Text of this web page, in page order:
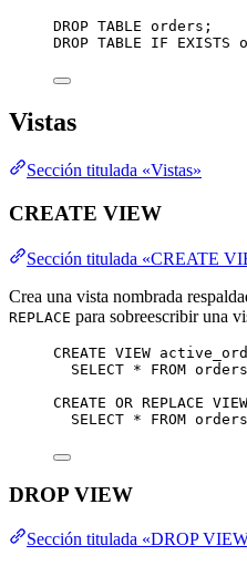
DROP TABLE orders;
DROP TABLE IF EXISTS
Vistas
Sección titulada «Vistas»
CREATE VIEW
Sección titulada «CREATE
Crea una vista nombrada
REPLACE para sobreescribir una
CREATE VIEW
SELECT * FROM
CREATE OR REPLACE VIEW
SELECT * FROM
DROP VIEW
Sección titulada «DROP